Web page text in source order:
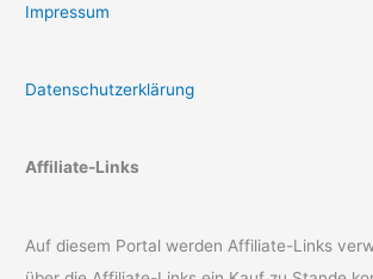
Impressum
Datenschutzerklärung
Affiliate-Links
Auf diesem Portal werden Affiliate-Links